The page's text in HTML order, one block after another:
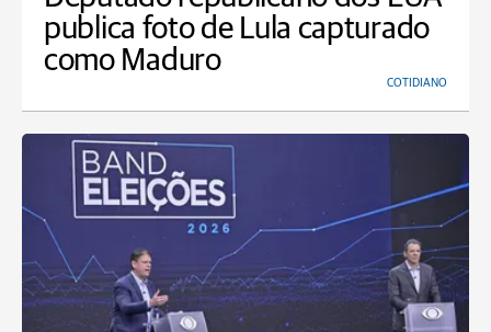
publica foto de Lula capturado
como Maduro
COTIDIANO